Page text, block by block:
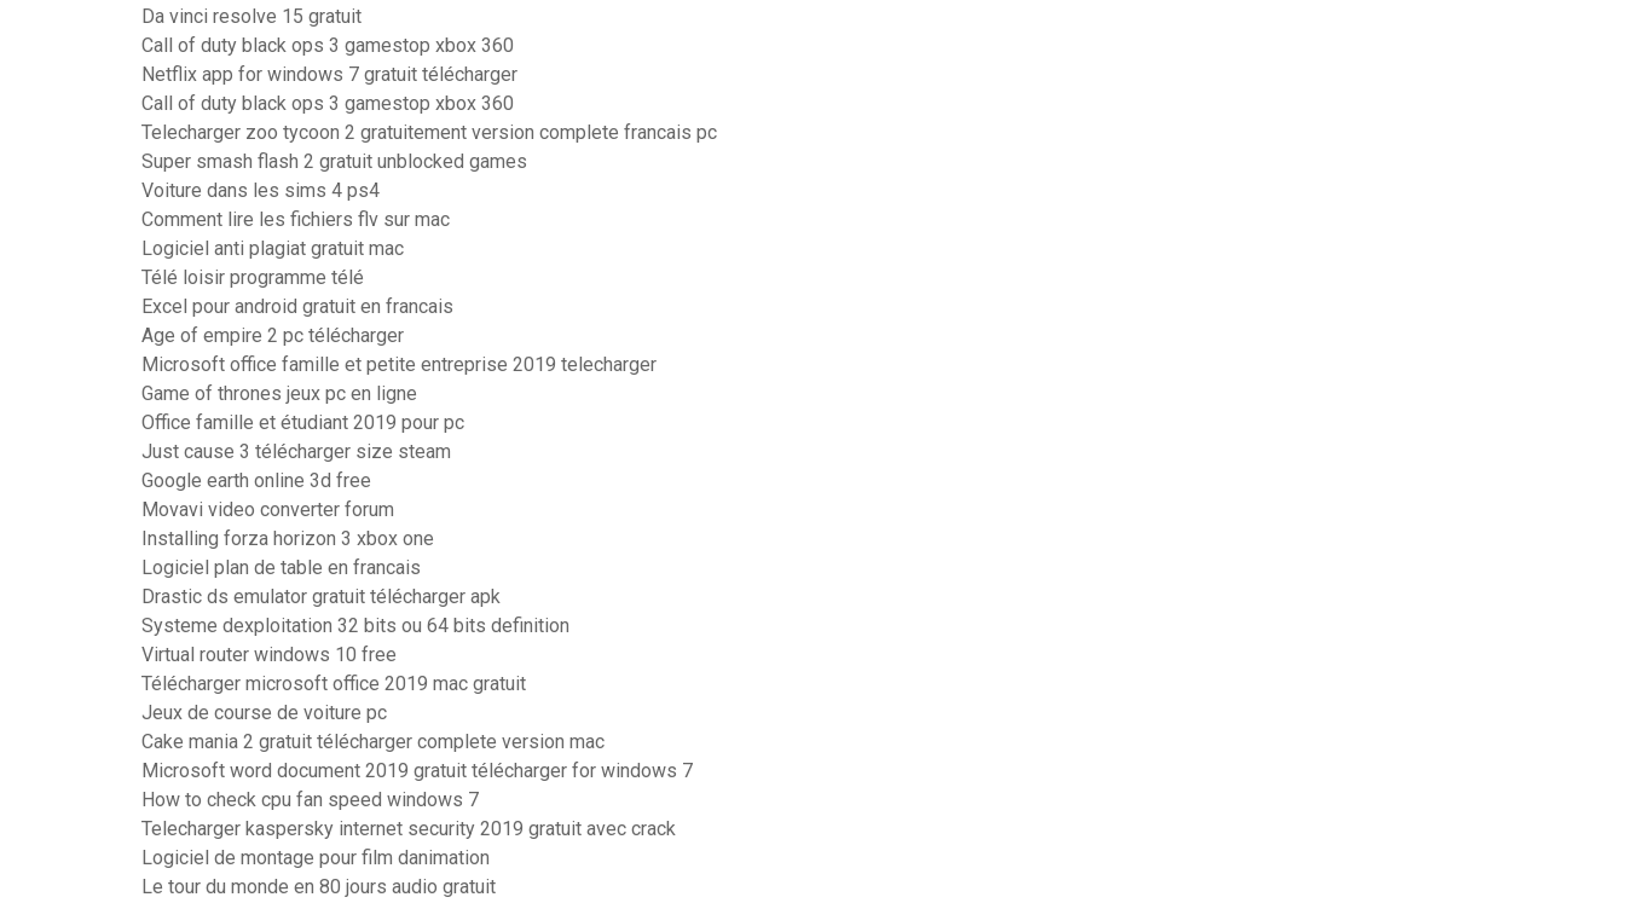
Da vinci resolve 15 gratuit
Call of duty black ops 3 gamestop xbox 360
Netflix app for windows 7 gratuit télécharger
Call of duty black ops 3 gamestop xbox 360
Telecharger zoo tycoon 2 gratuitement version complete francais pc
Super smash flash 2 gratuit unblocked games
Voiture dans les sims 4 ps4
Comment lire les fichiers flv sur mac
Logiciel anti plagiat gratuit mac
Télé loisir programme télé
Excel pour android gratuit en francais
Age of empire 2 pc télécharger
Microsoft office famille et petite entreprise 2019 telecharger
Game of thrones jeux pc en ligne
Office famille et étudiant 2019 pour pc
Just cause 3 télécharger size steam
Google earth online 3d free
Movavi video converter forum
Installing forza horizon 3 xbox one
Logiciel plan de table en francais
Drastic ds emulator gratuit télécharger apk
Systeme dexploitation 32 bits ou 64 bits definition
Virtual router windows 10 free
Télécharger microsoft office 2019 mac gratuit
Jeux de course de voiture pc
Cake mania 2 gratuit télécharger complete version mac
Microsoft word document 2019 gratuit télécharger for windows 7
How to check cpu fan speed windows 7
Telecharger kaspersky internet security 2019 gratuit avec crack
Logiciel de montage pour film danimation
Le tour du monde en 80 jours audio gratuit